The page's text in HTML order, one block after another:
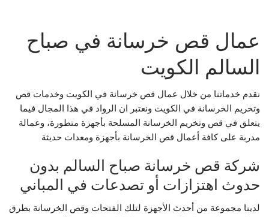
عمال قص خرسانة في صباح
السالم الكويت
نقدم خدماتنا من خلال عمال قص خرسانة في الكويت وخدمات قص
وتخريم الخرسانة في الكويت ونعتبر ان الرواد في هذا المجال فيما
يتعلق في قص وتخريم الخرسانة المسلحة بأجهزة متطورة، وعمالة
مدربة على كافة أعمال قص الخرسانة بأجهزة ومعدات حديثة
شركة قص خرسانة صباح السالم بدون
حدوث اهتزازات أو تصدعات في المباني
لدينا مجموعة من أحدث الأجهزة لتلك الفتحات وقص الخرسانة بطرق